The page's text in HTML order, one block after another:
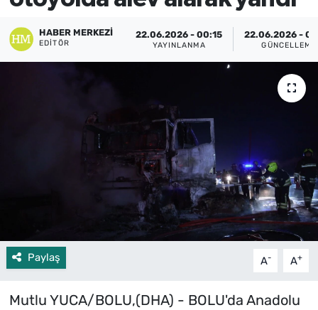
HABER MERKEZI
EDITÖR
22.06.2026 - 00:15
YAYINLANMA
22.06.2026 -
GÜNCELLEME
Paylaş A- A+
Mutlu YUCA/BOLU,(DHA) - BOLU'da Anadolu